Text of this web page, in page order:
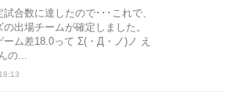
合数に達したので･･･これで、
出場チームが確定しました。
ーム差18.0って Σ(・Д・ノ)ノ え
の...